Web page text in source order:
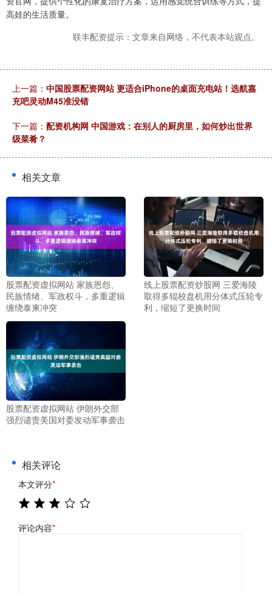
高娃的生活质量。
联丰配资提示：文章来自网络，不代表本站观点。
上一篇： 中国股票配资网站 更适合iPhone的桌面充电站！选航嘉
充吧灵动M45准没错
下一篇： 配资机构网 中国游戏：在别人的厨房里，如何炒出世界
级菜肴？
相关文章
股票配资虚拟网站 家族恩怨、
民族情绪、军政权斗，多重逻辑
缠绕泰柬冲突
线上股票配资炒股网 三爱海陵
取得多辊校盘机用分体式压轮专
利，缩短了更换时间
股票配资虚拟网站 伊朗外交部
强烈谴责美国对委发动军事袭击
相关评论
本文评分*
评论内容*